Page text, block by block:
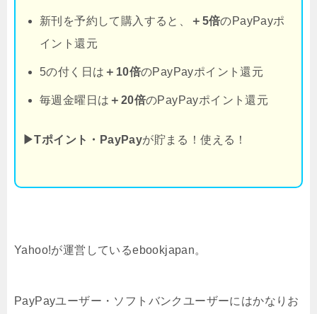
新刊を予約して購入すると、 ＋5倍のPayPayポ
イント還元
5の付く日は ＋10倍のPayPayポイント還元
毎週金曜日は ＋20倍のPayPayポイント還元
▶Tポイント・PayPayが貯まる！使える！
Yahoo!が運営しているebookjapan。
PayPayユーザー・ソフトバンクユーザーにはかなりお